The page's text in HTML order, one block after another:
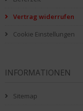
Vertrag widerrufen
Cookie Einstellungen
INFORMATIONEN
Sitemap